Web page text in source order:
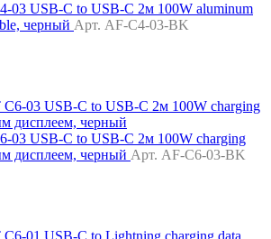
03 USB-C to USB-C 2м 100W aluminum
черный Арт. AF-C4-03-BK
03 USB-C to USB-C 2м 100W charging
дисплеем, черный Арт. AF-C6-03-BK